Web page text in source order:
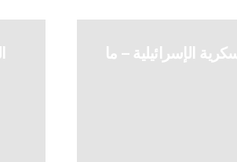
الإسرائيلية – ما